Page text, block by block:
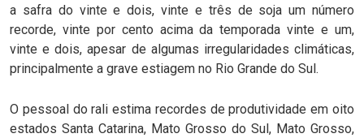
a safra do vinte e dois, vinte e três de soja um número
recorde, vinte por cento acima da temporada vinte e um,
vinte e dois, apesar de algumas irregularidades climáticas,
principalmente a grave estiagem no Rio Grande do Sul.
O pessoal do rali estima recordes de produtividade em oito
estados Santa Catarina, Mato Grosso do Sul, Mato Grosso,